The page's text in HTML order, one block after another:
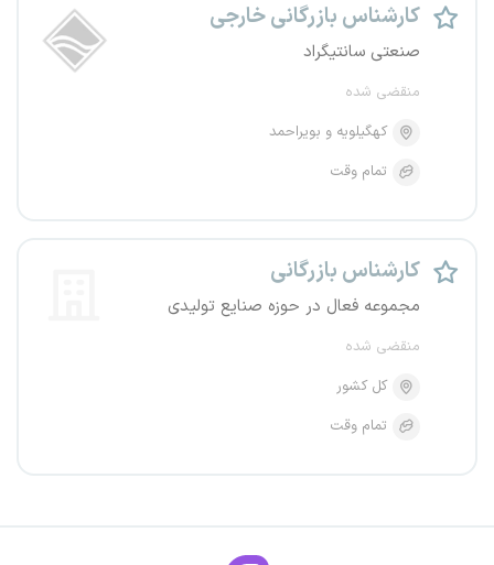
کارشناس بازرگانی خارجی
صنعتی سانتیگراد
منقضی شده
کهگیلویه و بویراحمد
تمام وقت
کارشناس بازرگانی
مجموعه فعال در حوزه صنایع تولیدی
منقضی شده
کل کشور
تمام وقت